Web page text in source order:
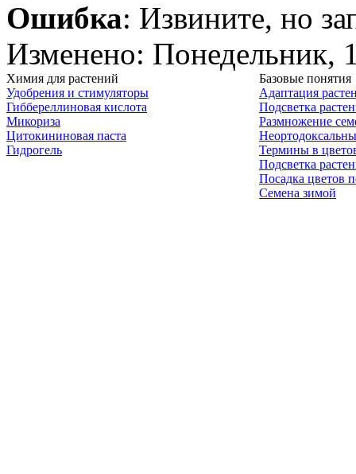
Ошибка: Извините, но
Изменено: Понедельник,
Химия для растений
Удобрения и стимуляторы
Гиббереллиновая кислота
Микориза
Цитокининовая паста
Гидрогель
Базовые понятия
Адаптация
Подсветка
Размножение
Термины в
Подсветка
Посадка цветов
Семена зимой